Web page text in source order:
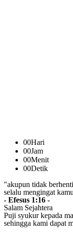
00Hari
00Jam
00Menit
00Detik
"akupun tidak
selalu mengingat
- Efesus 1:16 -
Salam Sejahtera
Puji syukur kepada
sehingga kami dapat